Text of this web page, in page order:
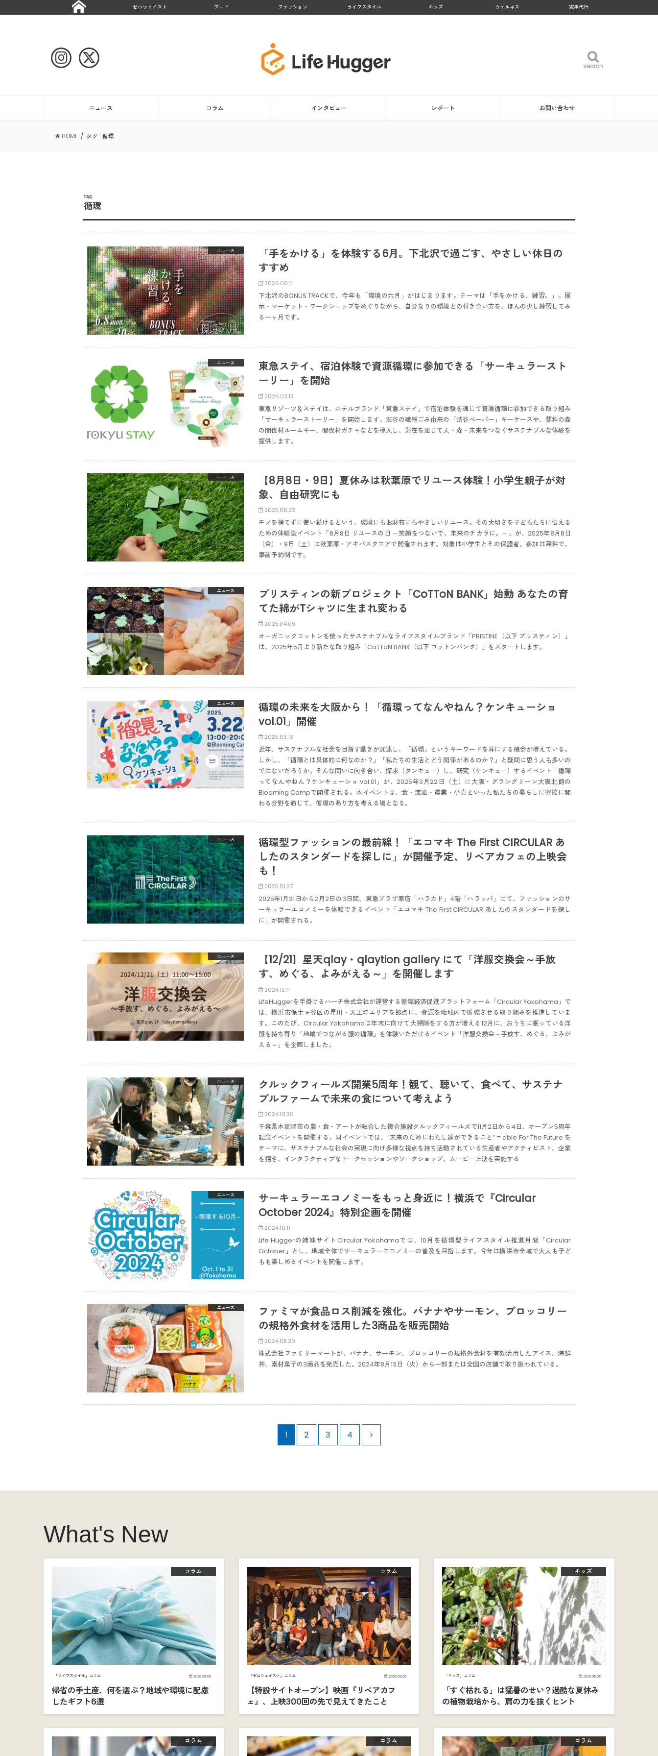
ゼロウェイスト フード ファッション ライフスタイル キッズ ウェルネス 家事代行
search
search
ニュース コラム インタビュー レポート お問い合わせ
HOME タグ : 循環
TAG
循環
ニュース
「手をかける」を体験する6月。下北沢で過ごす、やさしい休日の
すすめ
2026.06.11
下北沢のBONUS TRACKで、今年も「環境の六月」がはじまります。テーマは「手をかける、練習。」。展
示・マーケット・ワークショップをめぐりながら、自分なりの環境との付き合い方を、ほんの少し練習してみ
る一ヶ月です。
ニュース
東急ステイ、宿泊体験で資源循環に参加できる「サーキュラースト
ーリー」を開始
2026.03.13
東急リゾーツ＆ステイは、ホテルブランド「東急ステイ」で宿泊体験を通じて資源循環に参加できる取り組み
「サーキュラーストーリー」を開始します。渋谷の繊維ごみ由来の「渋谷ペーパー」キーケースや、蓼科の森
の間伐材ルームキー、間伐材ガチャなどを導入し、滞在を通じて人・森・未来をつなぐサステナブルな体験を
提供します。
ニュース
【8月8日・9日】夏休みは秋葉原でリユース体験！小学生親子が対
象、自由研究にも
2025.06.23
モノを捨てずに使い続けるという、環境にもお財布にもやさしいリユース。その大切さを子どもたちに伝える
ための体験型イベント「8月8日 リユースの日 ～笑顔をつないで、未来のチカラに。～」が、2025年8月8日
（金）・9日（土）に秋葉原・アキバスクエアで開催されます。対象は小学生とその保護者。参加は無料で、
事前予約制です。
ニュース
プリスティンの新プロジェクト「CoTToN BANK」始動 あなたの育
てた綿がTシャツに生まれ変わる
2025.04.09
オーガニックコットンを使ったサステナブルなライフスタイルブランド「PRISTINE（以下 プリスティン）」
は、2025年5月より新たな取り組み「CoTToN BANK（以下 コットンバンク）」をスタートします。
ニュース
循環の未来を大阪から！「循環ってなんやねん？ケンキューショ
vol.01」開催
2025.03.13
近年、サステナブルな社会を目指す動きが加速し、「循環」というキーワードを耳にする機会が増えている。
しかし、「循環とは具体的に何なのか？」「私たちの生活とどう関係があるのか？」と疑問に思う人も多いの
ではないだろうか。そんな問いに向き合い、探求（タンキュー）し、研究（ケンキュー）するイベント「循環
ってなんやねん？ケンキューショ vol.01」が、2025年3月22日（土）に大阪・グラングリーン大阪北館の
Blooming Campで開催される。本イベントは、食・流通・農業・小売といった私たちの暮らしに密接に関
わる分野を通じて、循環のあり方を考える場となる。
ニュース
循環型ファッションの最前線！「エコマキ The First CIRCULAR あ
したのスタンダードを探しに」が開催予定、リペアカフェの上映会
も！
2025.01.27
2025年1月31日から2月2日の3日間、東急プラザ原宿「ハラカド」4階「ハラッパ」にて、ファッションのサ
ーキュラーエコノミーを体験できるイベント「エコマキ The First CIRCULAR あしたのスタンダードを探し
に」が開催される。
ニュース
【12/21】星天qlay・qlaytion gallery にて「洋服交換会～手放
す、めぐる、よみがえる～」を開催します
2024.12.11
LifeHuggerを手掛けるハーチ株式会社が運営する循環経済促進プラットフォーム「Circular Yokohama」で
は、横浜市保土ヶ谷区の星川・天王町エリアを拠点に、資源を地域内で循環させる取り組みを推進していま
す。このたび、Circular Yokohamaは年末に向けて大掃除をする方が増える12月に、おうちに眠っている洋
服を持ち寄り「地域でつながる服の循環」を体験いただけるイベント「洋服交換会～手放す、めぐる、よみが
える～」を企画しました。
ニュース
クルックフィールズ開業5周年！観て、聴いて、食べて、サステナ
ブルファームで未来の食について考えよう
2024.10.30
千葉県木更津市の農・食・アートが融合した複合施設クルックフィールズで11月2日から4日、オープン5周年
記念イベントを開催する。同イベントでは、“未来のためにわたし達ができること” = able For The Future を
テーマに、サステナブルな社会の実現に向け多様な視点を持ち活動されている生産者やアクティビスト、企業
を招き、インタラクティブなトークセッションやワークショップ、ムービー上映を実施する
ニュース
サーキュラーエコノミーをもっと身近に！横浜で『Circular
October 2024』特別企画を開催
2024.10.11
Life Huggerの姉妹サイトCircular Yokohamaでは、10月を循環型ライフスタイル推進月間「Circular
October」とし、地域全体でサーキュラーエコノミーの普及を目指します。今年は横浜市全域で大人も子ど
もも楽しめるイベントを開催します。
ニュース
ファミマが食品ロス削減を強化。バナナやサーモン、ブロッコリー
の規格外食材を活用した3商品を販売開始
2024.08.20
株式会社ファミリーマートが、バナナ、サーモン、ブロッコリーの規格外食材を有効活用したアイス、海鮮
丼、素材菓子の3商品を発売した。2024年8月13日（火）から一部または全国の店舗で取り扱われている。
1 2 3 4 >
What's New
コラム
「ライフスタイル」コラム 2026.08.06
帰省の手土産、何を選ぶ？地域や環境に配慮
したギフト6選
コラム
「ゼロウェイスト」コラム 2026.08.06
【特設サイトオープン】映画『リペアカフ
ェ』、上映300回の先で見えてきたこと
キッズ
「キッズ」コラム 2026.08.05
「すぐ枯れる」は猛暑のせい？過酷な夏休み
の植物栽培から、肩の力を抜くヒント
コラム コラム コラム